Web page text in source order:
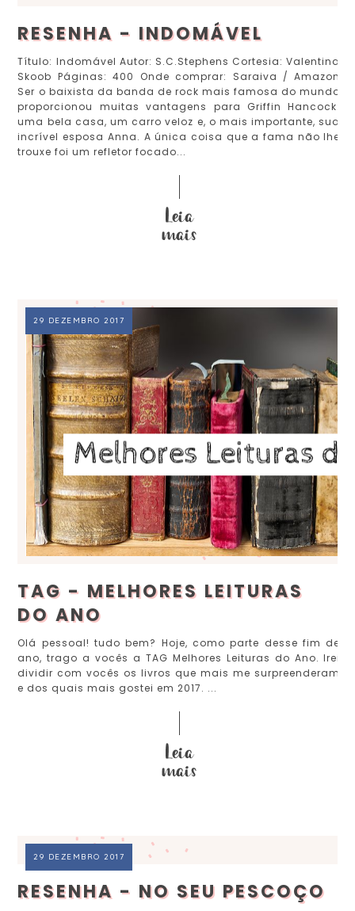
RESENHA - INDOMÁVEL
Título: Indomável Autor: S.C.Stephens Cortesia: Valentina
Skoob Páginas: 400 Onde comprar: Saraiva / Amazon
Ser o baixista da banda de rock mais famosa do mundo
proporcionou muitas vantagens para Griffin Hancock:
uma bela casa, um carro veloz e, o mais importante, sua
incrível esposa Anna. A única coisa que a fama não lhe
trouxe foi um refletor focado...
29 DEZEMBRO 2017
TAG - MELHORES LEITURAS
DO ANO
Olá pessoal! tudo bem? Hoje, como parte desse fim de
ano, trago a vocês a TAG Melhores Leituras do Ano. Irei
dividir com vocês os livros que mais me surpreenderam
e dos quais mais gostei em 2017. ...
29 DEZEMBRO 2017
RESENHA - NO SEU PESCOÇO